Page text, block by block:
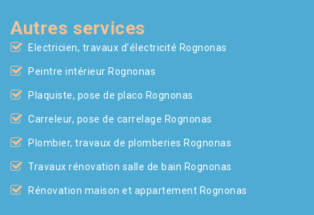
Autres services
Electricien, travaux d'électricité Rognonas
Peintre intérieur Rognonas
Plaquiste, pose de placo Rognonas
Carreleur, pose de carrelage Rognonas
Plombier, travaux de plomberies Rognonas
Travaux rénovation salle de bain Rognonas
Rénovation maison et appartement Rognonas